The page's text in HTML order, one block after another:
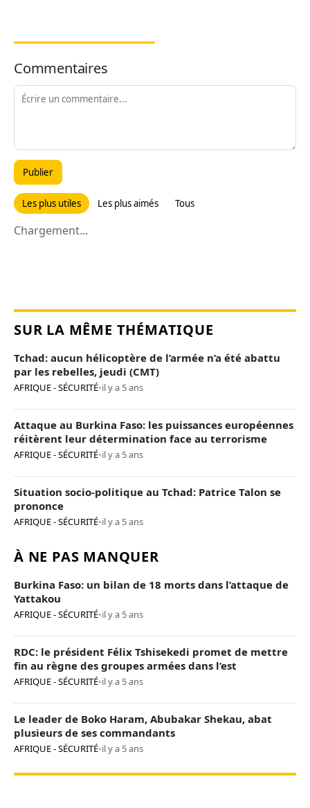
Commentaires
Publier
Les plus utiles Les plus aimés Tous
Chargement...
SUR LA MÊME THÉMATIQUE
Tchad: aucun hélicoptère de l’armée n’a été abattu
par les rebelles, jeudi (CMT)
AFRIQUE - SÉCURITÉ•il y a 5 ans
Attaque au Burkina Faso: les puissances européennes
réitèrent leur détermination face au terrorisme
AFRIQUE - SÉCURITÉ•il y a 5 ans
Situation socio-politique au Tchad: Patrice Talon se
prononce
AFRIQUE - SÉCURITÉ•il y a 5 ans
À NE PAS MANQUER
Burkina Faso: un bilan de 18 morts dans l’attaque de
Yattakou
AFRIQUE - SÉCURITÉ•il y a 5 ans
RDC: le président Félix Tshisekedi promet de mettre
fin au règne des groupes armées dans l’est
AFRIQUE - SÉCURITÉ•il y a 5 ans
Le leader de Boko Haram, Abubakar Shekau, abat
plusieurs de ses commandants
AFRIQUE - SÉCURITÉ•il y a 5 ans